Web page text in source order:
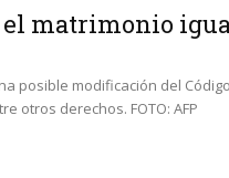
el matrimonio
posible modificación del
otros derechos. FOTO: AFP